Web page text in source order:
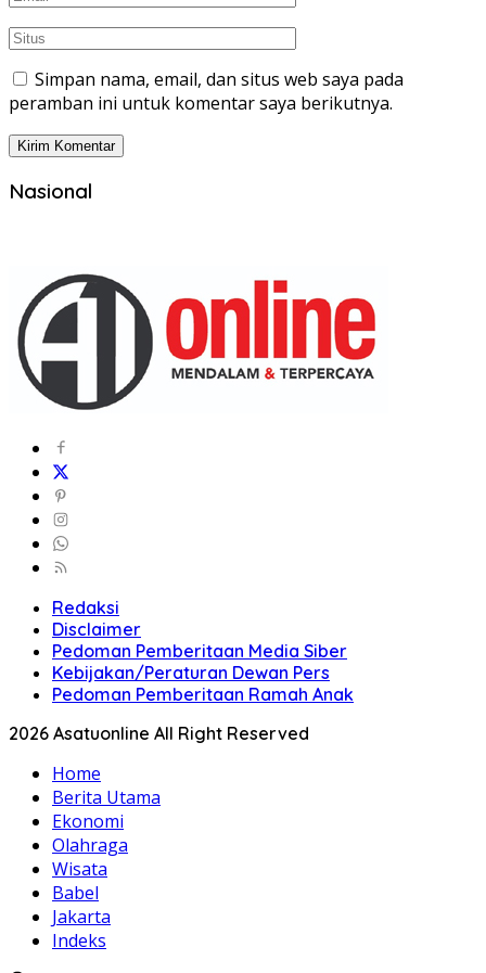
Simpan nama, email, dan situs web saya pada
peramban ini untuk komentar saya berikutnya.
Nasional
Redaksi
Disclaimer
Pedoman Pemberitaan Media Siber
Kebijakan/Peraturan Dewan Pers
Pedoman Pemberitaan Ramah Anak
2026 Asatuonline All Right Reserved
Home
Berita Utama
Ekonomi
Olahraga
Wisata
Babel
Jakarta
Indeks